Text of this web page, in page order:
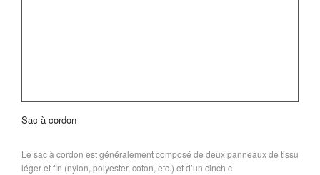
Sac à cordon
Le sac à cordon est généralement composé de deux panneaux de tissu
léger et fin (nylon, polyester, coton, etc.) et d’un cinch c